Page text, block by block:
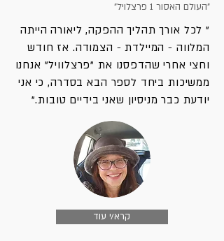
"העולם האסור 1 פרצלויל"
" לכל אורך תהליך ההפקה, ליאורה הייתה
המלווה - המיילדת - הצמודה. אז חודש
וחצי אחרי שהדפסנו את "פרצלוויל" אנחנו
ממשיכות ביחד לספר הבא בסדרה, כי אני
יודעת כבר מניסיון שאני בידיים טובות."
קרא/י עוד